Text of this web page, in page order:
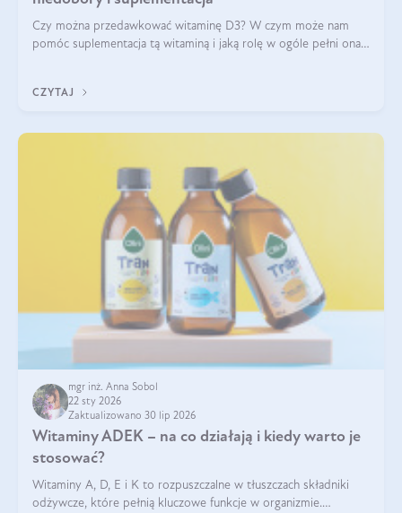
Czy można przedawkować witaminę D3? W czym może nam
pomóc suplementacja tą witaminą i jaką rolę w ogóle pełni ona
robić?
CZYTAJ
mgr inż. Anna Sobol
22 sty 2026
Zaktualizowano 30 lip 2026
Witaminy ADEK – na co działają i kiedy warto je
stosować?
Witaminy A, D, E i K to rozpuszczalne w tłuszczach składniki
odżywcze, które pełnią kluczowe funkcje w organizmie.